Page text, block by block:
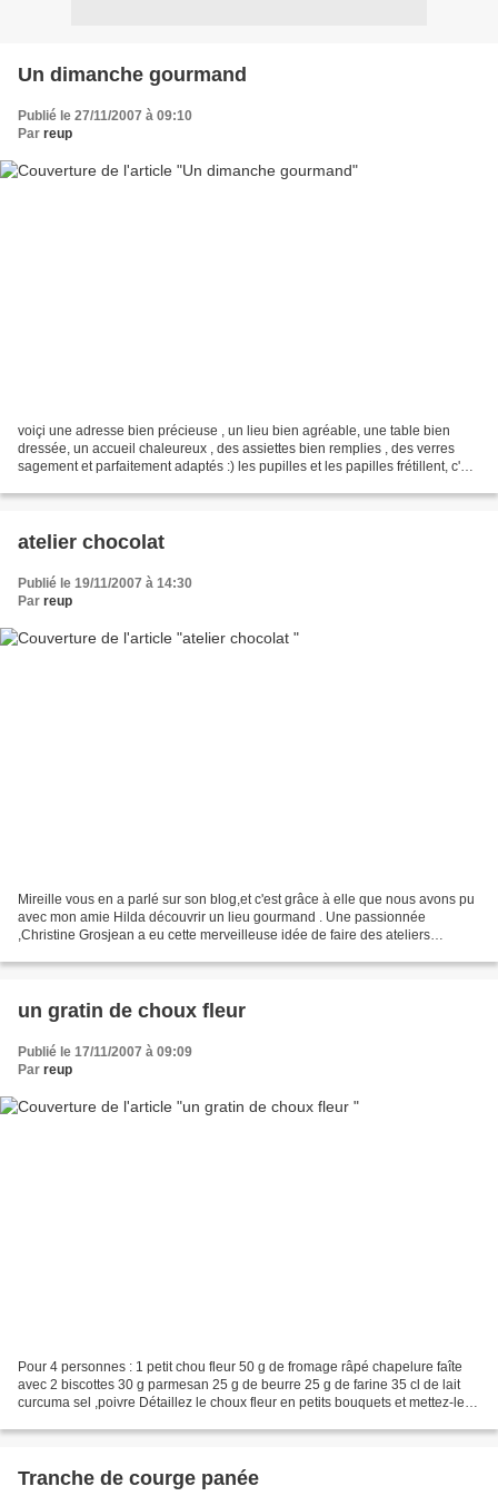
Un dimanche gourmand
Publié le 27/11/2007 à 09:10
Par reup
voiçi une adresse bien précieuse , un lieu bien agréable, une table bien
dressée, un accueil chaleureux , des assiettes bien remplies , des verres
sagement et parfaitement adaptés :) les pupilles et les papilles frétillent, c'est
atelier chocolat
Publié le 19/11/2007 à 14:30
Par reup
Mireille vous en a parlé sur son blog,et c'est grâce à elle que nous avons pu
avec mon amie Hilda découvrir un lieu gourmand . Une passionnée
,Christine Grosjean a eu cette merveilleuse idée de faire des ateliers
un gratin de choux fleur
Publié le 17/11/2007 à 09:09
Par reup
Pour 4 personnes : 1 petit chou fleur 50 g de fromage râpé chapelure faîte
avec 2 biscottes 30 g parmesan 25 g de beurre 25 g de farine 35 cl de lait
curcuma sel ,poivre Détaillez le choux fleur en petits bouquets et mettez-les
Tranche de courge panée